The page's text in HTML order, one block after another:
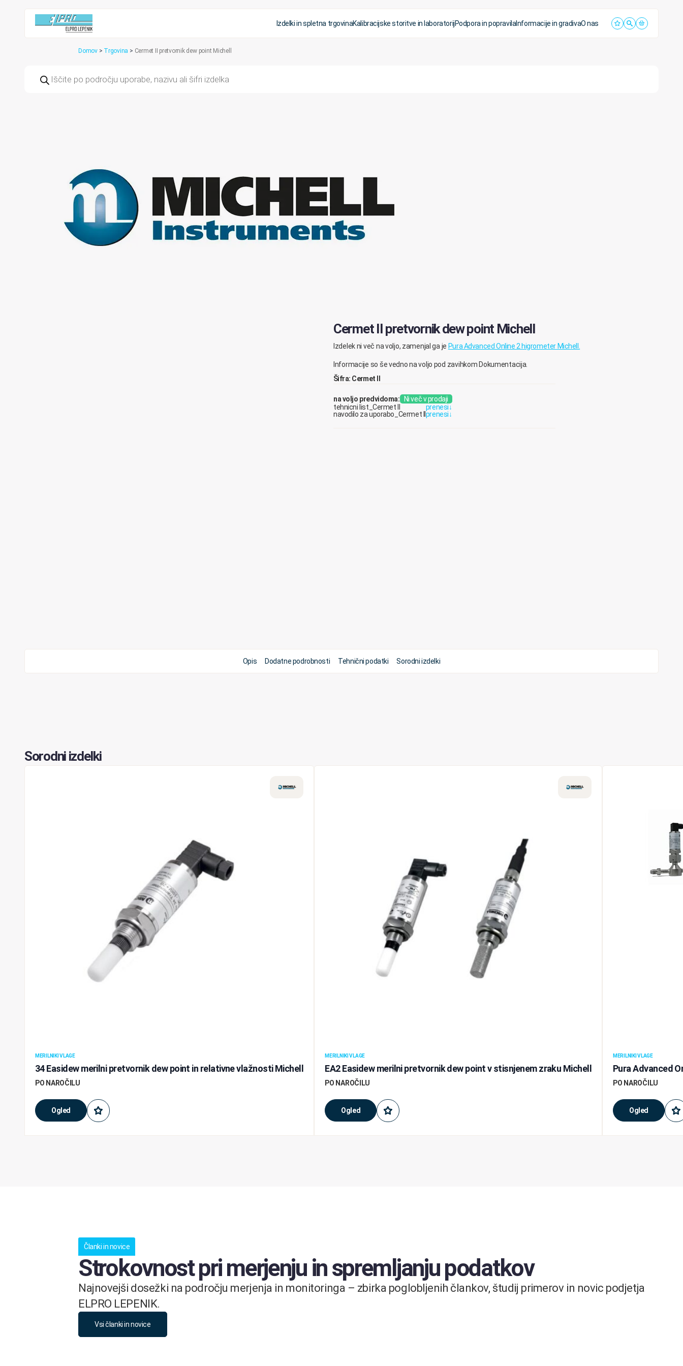
Izdelki in spletna trgovinaKalibracijske storitve in laboratorijPodpora in popravilaInformacije in gradivaO nas
Domov > Trgovina > Cermet II pretvornik dew point Michell
search
Cermet II pretvornik dew point Michell
Izdelek ni več na voljo, zamenjal ga je Pura Advanced Online 2 higrometer Michell.
Informacije so še vedno na voljo pod zavihkom Dokumentacija.
Šifra: Cermet II
na voljo predvidoma:
Ni več v prodaji
tehnicni list_Cermet II
prenesi↓
navodilo za uporabo_Cermet II prenesi↓
Opis Dodatne podrobnosti Tehnični podatki Sorodni izdelki
Sorodni izdelki
MERILNIKI VLAGE
34 Easidew merilni pretvornik dew point in relativne vlažnosti Michell
Ogled
PO NAROČILU
MERILNIKI VLAGE
EA2 Easidew merilni pretvornik dew point v stisnjenem zraku Michell
Ogled
PO NAROČILU
MERILNIKI VLAGE
Pura Advanced
Ogled
PO NAROČILU
Članki in novice
Strokovnost pri merjenju in spremljanju podatkov
Najnovejši dosežki na področju merjenja in monitoringa – zbirka poglobljenih člankov, študij primerov in novic podjetja
ELPRO LEPENIK.
Vsi članki in novice